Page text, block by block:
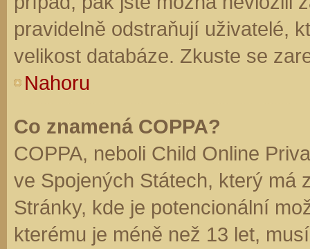
pravidelně odstraňují uživatelé,
velikost databáze. Zkuste se
Nahoru
Co znamená COPPA?
COPPA, neboli Child Online
ve Spojených Státech, který má
Stránky, kde je potencionální
kterému je méně než 13 let,